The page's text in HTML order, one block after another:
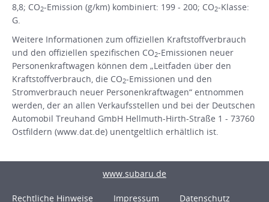
8,8; CO2-Emission (g/km) kombiniert: 199 - 200; CO2-Klasse:
G.
Weitere Informationen zum offiziellen Kraftstoffverbrauch
und den offiziellen spezifischen CO2-Emissionen neuer
Personenkraftwagen können dem „Leitfaden über den
Kraftstoffverbrauch, die CO2-Emissionen und den
Stromverbrauch neuer Personenkraftwagen“ entnommen
werden, der an allen Verkaufsstellen und bei der Deutschen
Automobil Treuhand GmbH Hellmuth-Hirth-Straße 1 - 73760
Ostfildern (www.dat.de) unentgeltlich erhältlich ist.
www.subaru.de
Rechtliche Hinweise Impressum Datenschutz